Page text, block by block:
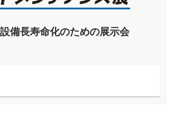
備長寿命化のための展示会